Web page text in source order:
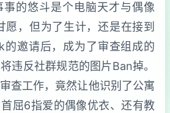
的悠斗是个电脑天才与偶像
愿，但为了生计，还是在接到
邀请后，成为了审查组成的
违反社群规范的图片Ban掉。
查工作，竟然让他识别了公寓
屈6指爱的偶像优衣、还有教